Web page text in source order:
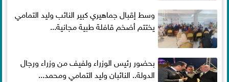
وسط إقبال جماهيري كبير النائب وليد التمامي
يختتم أضخم قافلة طبية مجانية...
بحضور رئيس الوزراء ولفيف من وزراء ورجال
الدولة.. النائبان وليد التمامي ومحمد...